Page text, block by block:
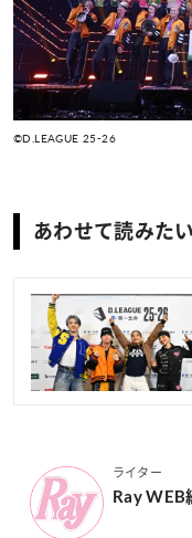
©D.LEAGUE 25-26
あわせて読みたい
ライター
Ray WEB